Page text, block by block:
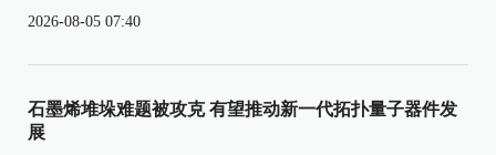
2026-08-05 07:40
石墨烯堆垛难题被攻克 有望推动新一代拓扑量子器件发
展